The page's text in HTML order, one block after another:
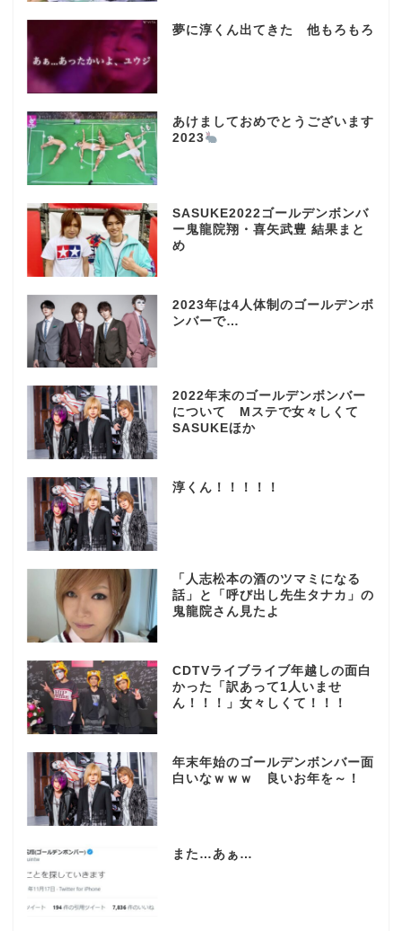
夢に淳くん出てきた 他もろもろ
あけましておめでとうございます
2023
SASUKE2022ゴールデンボンバ
ー鬼龍院翔・喜矢武豊 結果まと
め
2023年は4人体制のゴールデンボ
ンバーで…
2022年末のゴールデンボンバー
について Mステで女々しくて
SASUKEほか
淳くん！！！！！
「人志松本の酒のツマミになる
話」と「呼び出し先生タナカ」の
鬼龍院さん見たよ
CDTVライブライブ年越しの面白
かった「訳あって1人いませ
ん！！！」女々しくて！！！
年末年始のゴールデンボンバー面
白いなｗｗｗ 良いお年を～！
また…あぁ…